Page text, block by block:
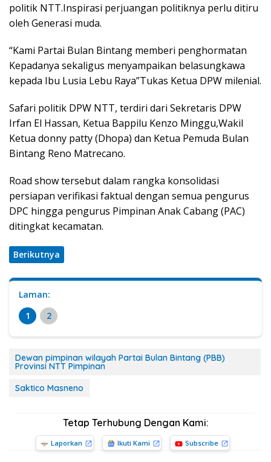
politik NTT.Inspirasi perjuangan politiknya perlu ditiru
oleh Generasi muda.
“Kami Partai Bulan Bintang memberi penghormatan
Kepadanya sekaligus menyampaikan belasungkawa
kepada Ibu Lusia Lebu Raya”Tukas Ketua DPW milenial.
Safari politik DPW NTT, terdiri dari Sekretaris DPW
Irfan El Hassan, Ketua Bappilu Kenzo Minggu,Wakil
Ketua donny patty (Dhopa) dan Ketua Pemuda Bulan
Bintang Reno Matrecano.
Road show tersebut dalam rangka konsolidasi
persiapan verifikasi faktual dengan semua pengurus
DPC hingga pengurus Pimpinan Anak Cabang (PAC)
ditingkat kecamatan.
Berikutnya
Laman:
1
2
Dewan pimpinan wilayah Partai Bulan Bintang (PBB)
Provinsi NTT Pimpinan
Saktico Masneno
Tetap Terhubung Dengan Kami:
Laporkan Ikuti Kami Subscribe